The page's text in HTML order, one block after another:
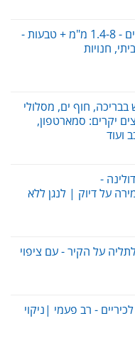
ערכת ברגים לתיקון משקפיים - 1.4-8 מ"מ + טבעות -
חנויות
חוף ים, מסלולי
יקרים: סמארטפון,
ועוד
-
על דיוק | לנגן ללא
על הקיר - עם ציפוי
- רב פעמי |ניקוי